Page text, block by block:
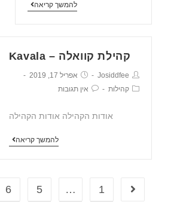
להמשך קריאה
קהילת קוואלה – Kavala
Josiddfee
אפריל 17, 2019
קהילות
אין תגובות
אודות הקהילה אודות הקהילה
להמשך קריאה
1
…
5
6